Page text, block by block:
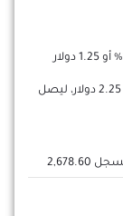
صعدت أسعار العقود الآجلة لخام “برنت” بنسبة 1.55% أو 1.25 دولار
ارتفعت أسعار عقود خام “نايمكس” بنسبة 2.95% أو 2.25 دولار، ليصل
تراجعت أسعار الذهب بنسبة 1.35%، أي 36.4 دولار، لتسجل 2,678.60